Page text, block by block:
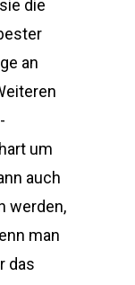
die
an
um
auch
werden,
man
das